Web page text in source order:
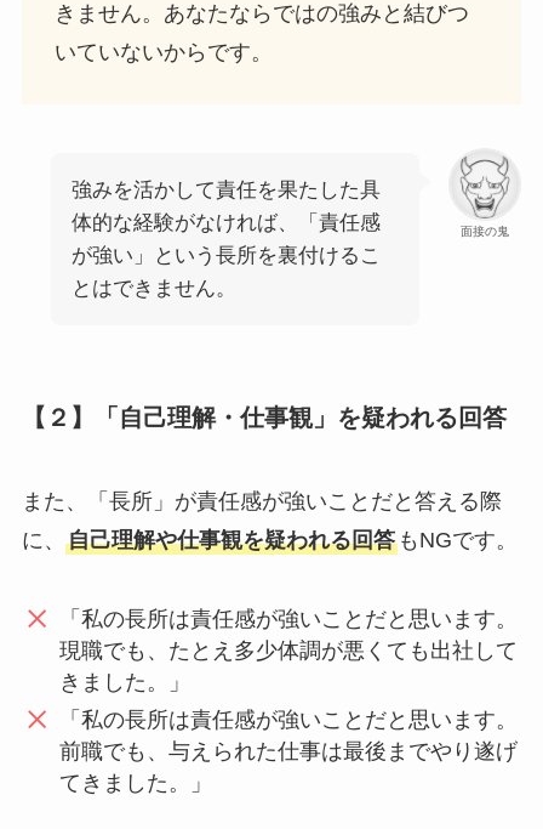
きません。あなたならではの強みと結びつ
いていないからです。
面接の鬼
強みを活かして責任を果たした具
体的な経験がなければ、「責任感
が強い」という長所を裏付けるこ
とはできません。
【２】「自己理解・仕事観」を疑われる回答
また、「長所」が責任感が強いことだと答える際
に、 自己理解や仕事観を疑われる回答もNGです。
「私の長所は責任感が強いことだと思います。
現職でも、たとえ多少体調が悪くても出社して
きました。」
「私の長所は責任感が強いことだと思います。
前職でも、与えられた仕事は最後までやり遂げ
てきました。」